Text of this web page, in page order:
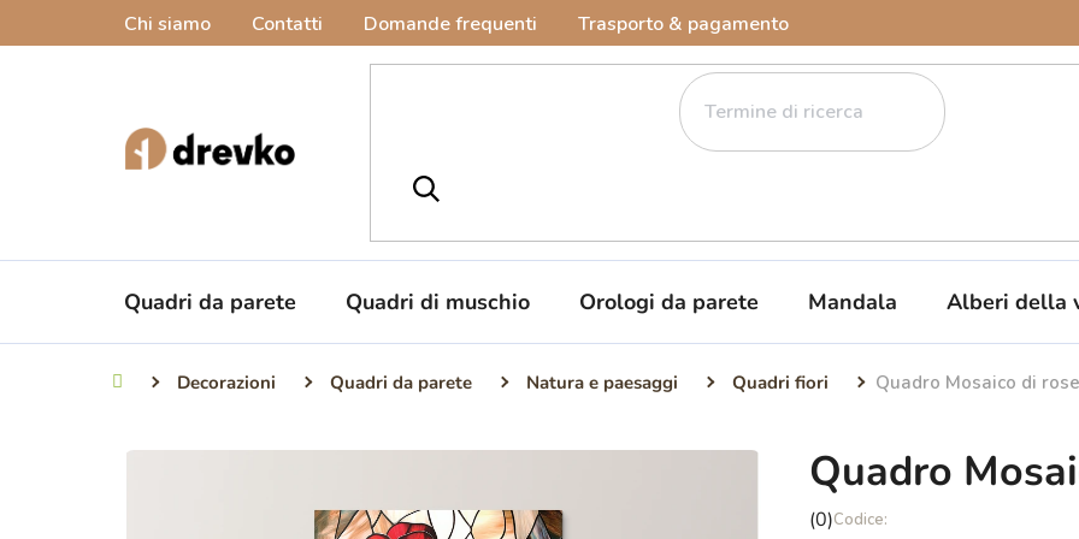
Chi siamo Contatti Domande frequenti Trasporto & pagamento
Quadri da parete Quadri di muschio Orologi da parete Mandala Alberi della
Casa Decorazioni Quadri da parete Natura e paesaggi Quadri fiori Quadro Mosaico di
Quadro
La
(0)